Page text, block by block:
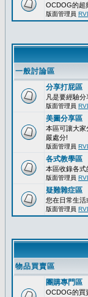
OCDOG的超
版面管理員
一般討論區
分享打屁區
凡是要經驗
版面管理員
美圖分享區
本區可讓大
嚴處分!
版面管理員
各式教學區
本區收錄各
版面管理員
疑難雜症區
您在日常生
版面管理員
物品買賣區
團購專門區
OCDOG的買